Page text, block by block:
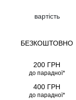
вартість
БЕЗКОШТОВНО
200 ГРН
до парадної*
400 ГРН
до парадної*